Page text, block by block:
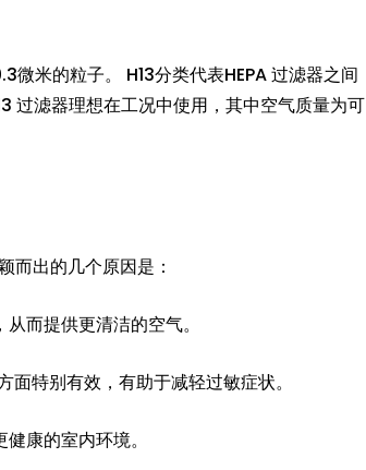
米的粒子。 H13分类代表HEPA 过滤器之间
过滤器理想在工况中使用，其中空气质量为可
而出的几个原因是：
而提供更清洁的空气。
特别有效，有助于减轻过敏症状。
康的室内环境。